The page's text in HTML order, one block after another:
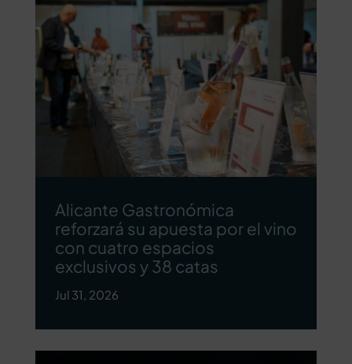
Alicante Gastronómica
reforzará su apuesta por el vino
con cuatro espacios
exclusivos y 38 catas
Jul 31, 2026